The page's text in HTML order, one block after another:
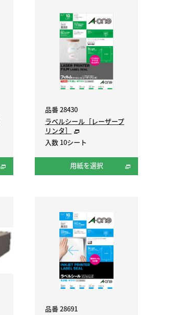
品番 28430
ラベルシール［レーザープ
リンタ］
入数 10シート
用紙を選択
品番 28691